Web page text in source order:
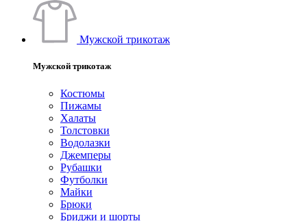
Мужской трикотаж
Мужской трикотаж
Костюмы
Пижамы
Халаты
Толстовки
Водолазки
Джемперы
Рубашки
Футболки
Майки
Брюки
Бриджи и шорты